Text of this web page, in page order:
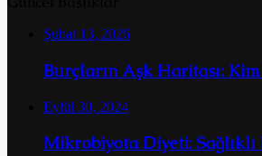
Şubat 13, 2026
Burçların Aşk Haritası:
Eylül 30, 2024
Mikrobiyota Diyeti: Sağlıklı